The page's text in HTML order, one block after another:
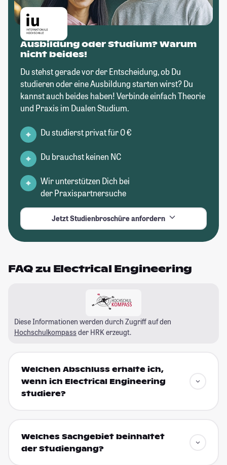
Ausbildung oder Studium? Warum
nicht beides!
Du stehst gerade vor der Entscheidung, ob Du
studieren oder eine Ausbildung starten wirst? Du
kannst auch beides haben! Verbinde einfach Theorie
und Praxis im Dualen Studium.
Du studierst privat für 0 €
Du brauchst keinen NC
Wir unterstützen Dich bei
der Praxispartnersuche
Jetzt Studienbroschüre anfordern
FAQ zu Electrical Engineering
Diese Informationen werden durch Zugriff auf den
Hochschulkompass der HRK erzeugt.
Welchen Abschluss erhalte ich,
wenn ich Electrical Engineering
studiere?
Welches Sachgebiet beinhaltet
der Studiengang?